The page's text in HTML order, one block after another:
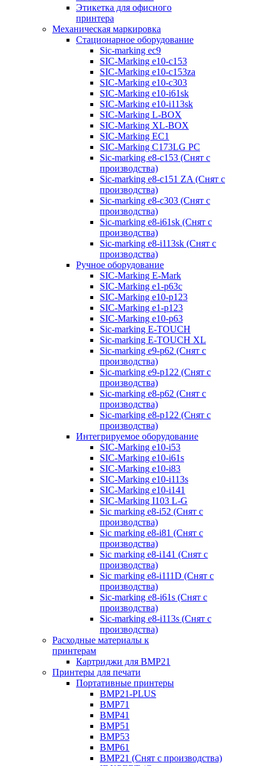
Этикетка для офисного
принтера
Механическая маркировка
Стационарное оборудование
Sic-marking ec9
SIC-Marking e10-c153
SIC-Marking e10-c153za
SIC-Marking e10-c303
SIC-Marking e10-i61sk
SIC-Marking e10-i113sk
SIC-Marking L-BOX
SIC-Marking XL-BOX
SIC-Marking EC1
SIC-Marking C173LG PC
Sic-marking e8-c153 (Снят с
производства)
Sic-marking e8-c151 ZA (Снят с
производства)
Sic-marking e8-c303 (Снят с
производства)
Sic-marking e8-i61sk (Снят с
производства)
Sic-marking e8-i113sk (Снят с
производства)
Ручное оборудование
SIC-Marking E-Mark
SIC-Marking e1-p63с
SIC-Marking e10-p123
SIC-Marking e1-p123
SIC-Marking e10-p63
Sic-marking E-TOUCH
Sic-marking E-TOUCH XL
Sic-marking e9-p62 (Снят с
производства)
Sic-marking e9-p122 (Снят с
производства)
Sic-marking e8-p62 (Снят с
производства)
Sic-marking e8-p122 (Снят с
производства)
Интегрируемое оборудование
SIC-Marking e10-i53
SIC-Marking e10-i61s
SIC-Marking e10-i83
SIC-Marking e10-i113s
SIC-Marking e10-i141
SIC-Marking I103 L-G
Sic marking e8-i52 (Снят с
производства)
Sic marking e8-i81 (Снят с
производства)
Sic marking e8-i141 (Снят с
производства)
Sic marking e8-i111D (Снят с
производства)
Sic-marking e8-i61s (Снят с
производства)
Sic-marking e8-i113s (Снят с
производства)
Расходные материалы к
принтерам
Картриджи для BMP21
Принтеры для печати
Портативные принтеры
BMP21-PLUS
BMP71
BMP41
BMP51
BMP53
BMP61
BMP21 (Снят с производства)